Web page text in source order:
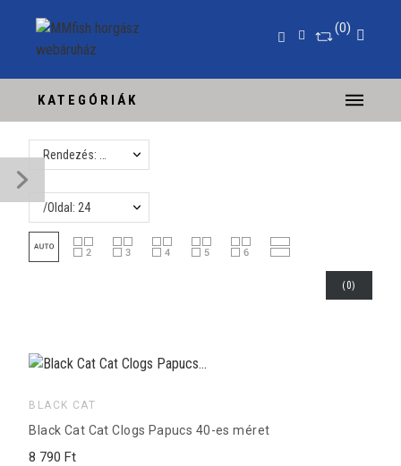
0
KATEGÓRIÁK
/Oldal: 24
(0)
BLACK CAT
Black Cat Cat Clogs Papucs 40-es méret
8 790 Ft